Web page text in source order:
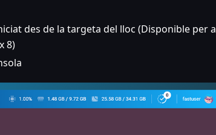
des de la targeta del lloc (Disponible per a
8)